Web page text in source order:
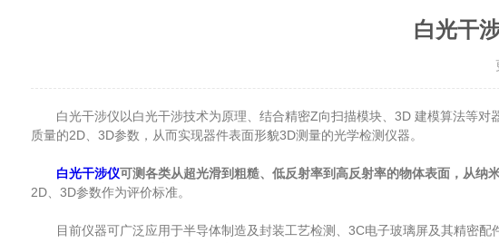
白光干
白光干涉仪以白光干涉技术为原理、结合精密Z向扫描模块、3D 建模算法等对
质量的2D、3D参数，从而实现器件表面形貌3D测量的光学检测仪器。
白光干涉仪可测各类从超光滑到粗糙、低反射率到高反射率的物体表面，从纳
2D、3D参数作为评价标准。
目前仪器可广泛应用于半导体制造及封装工艺检测、3C电子玻璃屏及其精密配